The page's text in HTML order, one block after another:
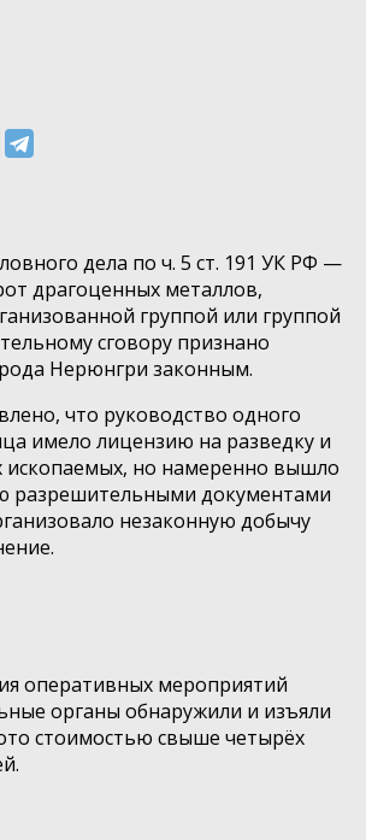
дела по ч. 5 ст. 191 УК РФ —
драгоценных металлов,
группой или группой
сговору признано
Нерюнгри законным.
что руководство одного
имело лицензию на разведку и
ископаемых, но намеренно вышло
разрешительными документами
незаконную добычу
оперативных мероприятий
органы обнаружили и изъяли
стоимостью свыше четырёх